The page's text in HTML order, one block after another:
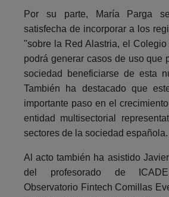
Por su parte, María Parga
satisfecha de incorporar a los
"sobre la Red Alastria, el
podrá generar casos de uso que
sociedad beneficiarse de esta
También ha destacado que
importante paso en el
entidad multisectorial
sectores de la sociedad española.
Al acto también ha asistido
del profesorado de
Observatorio Fintech Comillas